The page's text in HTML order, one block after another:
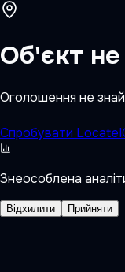
Об'єкт
Оголошення не
Спробувати
Знеособлена
Відхилити Прийняти